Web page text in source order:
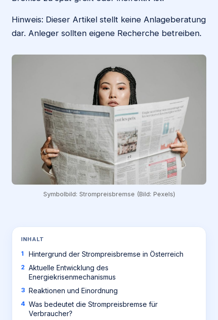
Hinweis: Dieser Artikel stellt keine Anlageberatung
dar. Anleger sollten eigene Recherche betreiben.
Symbolbild: Strompreisbremse (Bild: Pexels)
INHALT
Hintergrund der Strompreisbremse in Österreich
Aktuelle Entwicklung des
Energiekrisenmechanismus
Reaktionen und Einordnung
Was bedeutet die Strompreisbremse für
Verbraucher?